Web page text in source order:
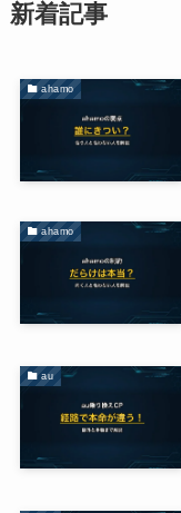
新着記事
ahamo
ahamo
au